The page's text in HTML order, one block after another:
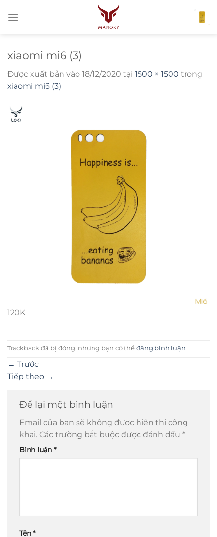
qua
xiaomi mi6 (3)
Được xuất bản vào 18/12/2020 tại 1500 × 1500 trong
xiaomi mi6 (3)
120K
Trackback đã bị đóng, nhưng bạn có thể đăng bình luận.
← Trước
Tiếp theo →
Để lại một bình luận
Email của bạn sẽ không được hiển thị công
khai. Các trường bắt buộc được đánh dấu *
Bình luận *
Tên *